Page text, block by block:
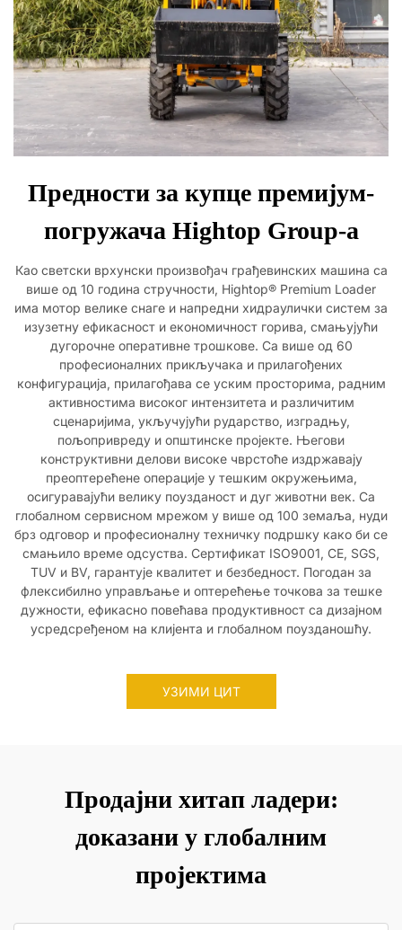
Предности за купце премијум-
погружача Hightop Group-а
Као светски врхунски произвођач грађевинских машина са
више од 10 година стручности, Hightop® Premium Loader
има мотор велике снаге и напредни хидраулички систем за
изузетну ефикасност и економичност горива, смањујући
дугорочне оперативне трошкове. Са више од 60
професионалних прикључака и прилагођених
конфигурација, прилагођава се уским просторима, радним
активностима високог интензитета и различитим
сценаријима, укључујући рударство, изградњу,
пољопривреду и општинске пројекте. Његови
конструктивни делови високе чврстоће издржавају
преоптерећене операције у тешким окружењима,
осигуравајући велику поузданост и дуг животни век. Са
глобалном сервисном мрежом у више од 100 земаља, нуди
брз одговор и професионалну техничку подршку како би се
смањило време одсуства. Сертификат ISO9001, CE, SGS,
TUV и BV, гарантује квалитет и безбедност. Погодан за
флексибилно управљање и оптерећење точкова за тешке
дужности, ефикасно повећава продуктивност са дизајном
усредсређеном на клијента и глобалном поузданошћу.
УЗИМИ ЦИТ
Продајни хитап ладери:
доказани у глобалним
пројектима